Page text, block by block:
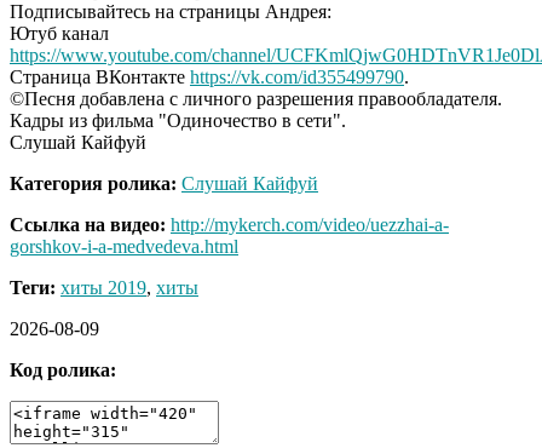
Подписывайтесь на страницы Андрея:
Ютуб канал
https://www.youtube.com/channel/
Страница ВКонтакте https://vk.com/id355499790.
©️Песня добавлена с личного разрешения правообладателя.
Кадры из фильма "Одиночество в сети".
Слушай Кайфуй
Категория ролика: Слушай Кайфуй
Ссылка на видео: http://mykerch.com/video/uezzhai-a-
gorshkov-i-a-medvedeva.html
Теги: хиты 2019, хиты
2026-08-09
Код ролика: